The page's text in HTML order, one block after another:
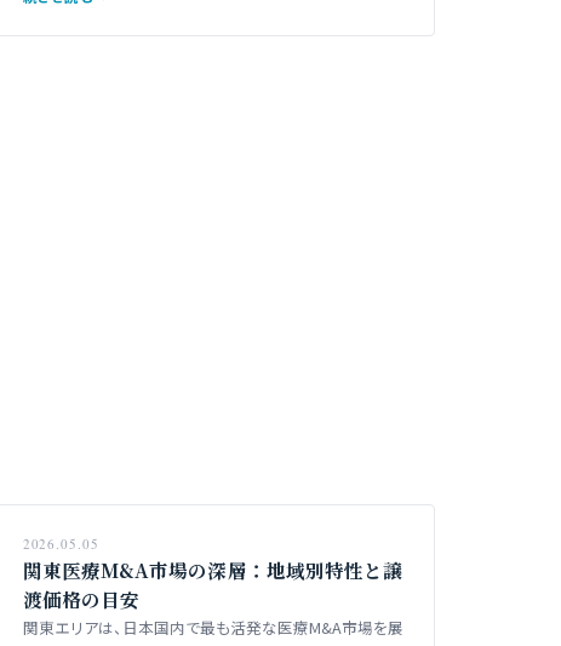
2026.05.05
関東医療M&A市場の深層：地域別特性と譲
渡価格の目安
関東エリアは、日本国内で最も活発な医療M&A市場を展